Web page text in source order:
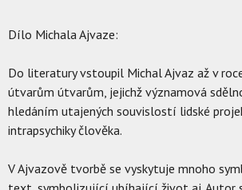
Dílo Michala Ajvaze:
Do literatury vstoupil Michal Ajvaz až v
útvarům útvarům, jejichž významová
hledáním utajených souvislostí lidské
intrapsychiky člověka.
V Ajvazově tvorbě se vyskytuje mnoho